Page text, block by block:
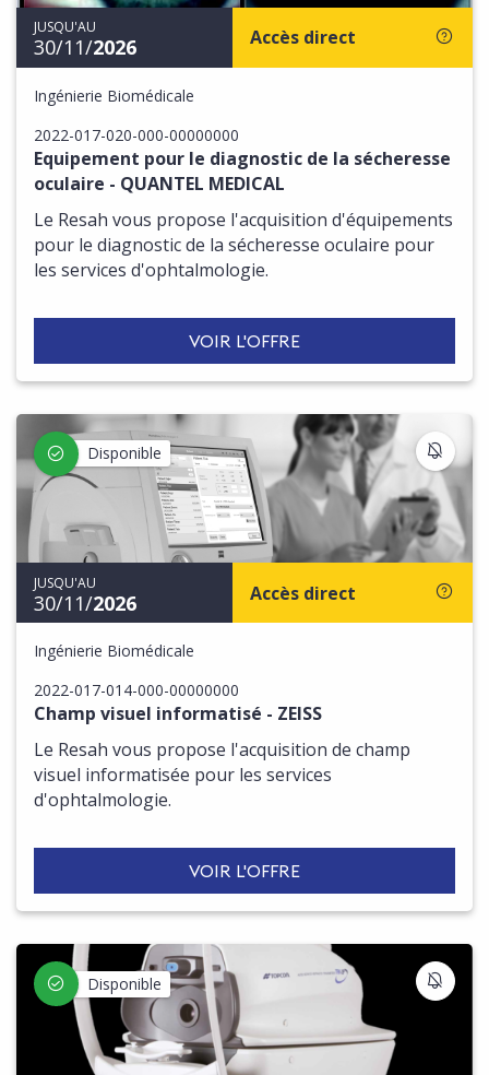
JUSQU'AU
30/11/2026 Accès direct
Ingénierie Biomédicale
2022-017-020-000-00000000
Equipement pour le diagnostic de la sécheresse
oculaire - QUANTEL MEDICAL
Le Resah vous propose l'acquisition d'équipements
pour le diagnostic de la sécheresse oculaire pour
les services d'ophtalmologie.
VOIR L'OFFRE
Disponible
JUSQU'AU
30/11/2026 Accès direct
Ingénierie Biomédicale
2022-017-014-000-00000000
Champ visuel informatisé - ZEISS
Le Resah vous propose l'acquisition de champ
visuel informatisée pour les services
d'ophtalmologie.
VOIR L'OFFRE
Disponible